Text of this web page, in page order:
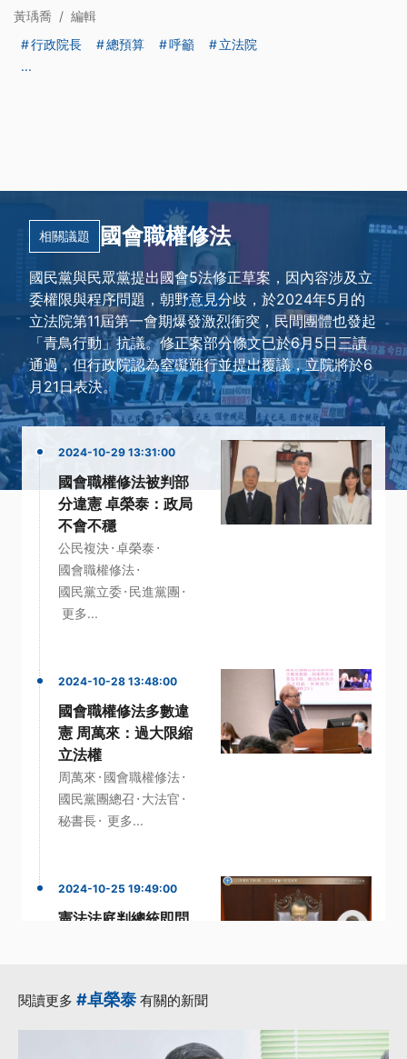
黃瑀喬 / 編輯
行政院長
總預算 呼籲
立法院
...
相關議題 國會職權修法
國民黨與民眾黨提出國會5法修正草案，因內容涉及立
委權限與程序問題，朝野意見分歧，於2024年5月的
立法院第11屆第一會期爆發激烈衝突，民間團體也發起
「青鳥行動」抗議。修正案部分條文已於6月5日三讀
通過，但行政院認為窒礙難行並提出覆議，立院將於6
月21日表決。
2024-10-29 13:31:00
國會職權修法被判部
分違憲 卓榮泰：政局
不會不穩
公民複決·卓榮泰·
國會職權修法·
國民黨立委· 民進黨團 ·
更多...
2024-10-28 13:48:00
國會職權修法多數違
憲 周萬來：過大限縮
立法權
周萬來 · 國會職權修法·
國民黨團總召 · 大法官 ·
秘書長· 更多...
2024-10-25 19:49:00
憲法法庭判總統即問
國情報告·國會職權修法
閱讀更多 #卓榮泰 有關的新聞